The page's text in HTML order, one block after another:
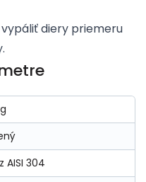
diery priemeru
AISI 304